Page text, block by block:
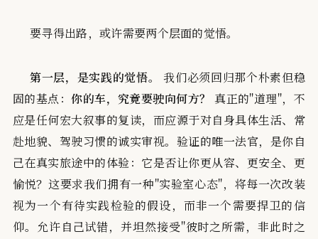
要寻得出路，或许需要两个层面的觉悟。
第一层，是实践的觉悟。
我们必须回归那个朴素但稳
固的基点：你的车，究竟要驶向何方？
真正的"道理"，不
应是任何宏大叙事的复读，而应源于对自身具体生活、常
赴地貌、驾驶习惯的诚实审视。验证的唯一法官，是你自
己在真实旅途中的体验：它是否让你更从容、更安全、更
愉悦？这要求我们拥有一种"实验室心态"，将每一次改装
视为一个有待实践检验的假设，而非一个需要捍卫的信
仰。允许自己试错，并坦然接受"彼时之所需，非此时之